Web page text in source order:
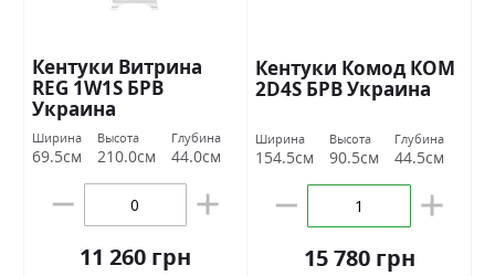
Кентуки Витрина
REG 1W1S БРВ
Украина
Ширина
69.5см
Высота
210.0см
Глубина
44.0см
11 260 грн
Кентуки Комод КОМ
2D4S БРВ Украина
Ширина
154.5см
Высота
90.5см
Глубина
44.5см
15 780 грн